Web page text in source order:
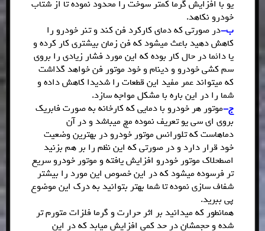
یو با افزایش گرما کمتر سوخت را محدود نموده تا از شتاب
خودرو نکاهد.
ب-در صورتی که دمای کارکرد فن کند و تنر خودرو را
کاهش دهید باعث میشود که فن زمان بیشتری کار کرده و
یا دائما در حال کار بوده که این مورد فشار زیادی را بروی
سم کشی خودرو و دینام و خود موتور فن خواهد گذاشت
که میتواند عمر مفید این قطعات را شدیدا کاهش داده و
شما را در این باره با مشکل مواجه سازد.
ج-موتور هر خودرو با دمایی که کارخانه به صورت فابریک
بروی ای سی یو تعریف نموده مچ میباشد و در آن
دماهاست که تلورانس موتور خودرو در بهترین وضعیت
خود قرار دارد و در صورتی که این نظم را بر هم بزنید
اصطحلاک موتور خودرو افزایش یافته و موتور خودرو سریع
تر فرسوده میشود که در این خصوص این مورد را بیشتر
شفاف سازی نموده تا شما بهتر بتوانید به درک این موضوع
پی ببرید.
همانطور که میدانید بر اثر حرارت و گرما فلزات متورم تر
شده و حجمشان در حد کمی افزایش میابد که در این